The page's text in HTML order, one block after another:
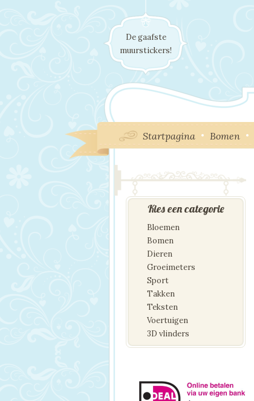
De gaafste
muurstickers!
Startpagina Bomen
Kies een categorie
Bloemen
Bomen
Dieren
Groeimeters
Sport
Takken
Teksten
Voertuigen
3D vlinders